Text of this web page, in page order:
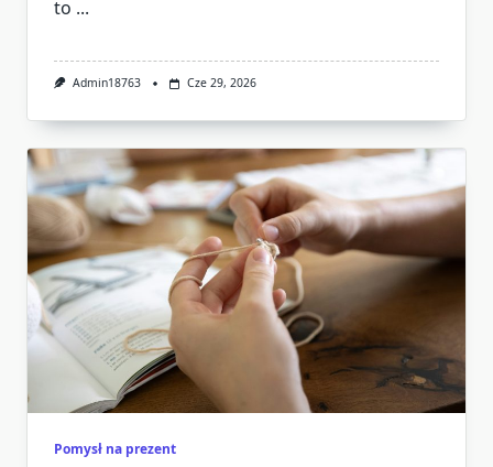
to ...
Admin18763 Cze 29, 2026
Pomysł na prezent